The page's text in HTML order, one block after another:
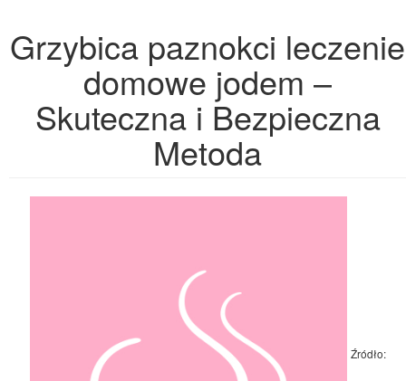
Grzybica paznokci leczenie
domowe jodem –
Skuteczna i Bezpieczna
Metoda
Źródło: